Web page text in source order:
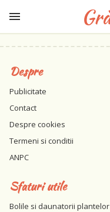
Despre
Publicitate
Contact
Despre cookies
Termeni si conditii
ANPC
Sfaturi utile
Bolile si daunatorii plantelor